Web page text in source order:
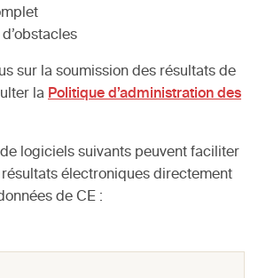
sur la soumission des résultats de
la Politique d’administration des
logiciels suivants peuvent faciliter
électroniques directement
de CE :